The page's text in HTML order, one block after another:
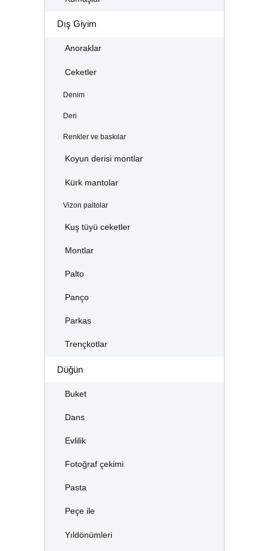
Dış Giyim
Anoraklar
Ceketler
Denim
Deri
Renkler ve baskılar
Koyun derisi montlar
Kürk mantolar
Vizon paltolar
Kuş tüyü ceketler
Montlar
Palto
Panço
Parkas
Trençkotlar
Düğün
Buket
Dans
Evlilik
Fotoğraf çekimi
Pasta
Peçe ile
Yıldönümleri